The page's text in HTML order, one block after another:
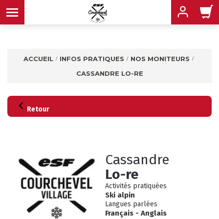
INFOS PRATIQUES
CONSEILS
MENU
MENU
MENU
ACCUEIL INFOS PRATIQUES
NOS MONITEURS
CASSANDRE LO-RE
Retour
Cassandre
Lo-re
Activités pratiquées
Ski alpin
Langues parlées
Français - Anglais